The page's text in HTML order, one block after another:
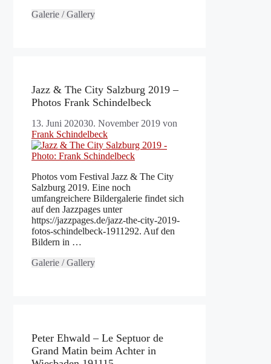
Galerie / Gallery
Jazz & The City Salzburg 2019 –
Photos Frank Schindelbeck
13. Juni 202030. November 2019 von
Frank Schindelbeck
Photos vom Festival Jazz & The City
Salzburg 2019. Eine noch
umfangreichere Bildergalerie findet sich
auf den Jazzpages unter
https://jazzpages.de/jazz-the-city-2019-
fotos-schindelbeck-1911292. Auf den
Bildern in …
Galerie / Gallery
Peter Ehwald – Le Septuor de
Grand Matin beim Achter in